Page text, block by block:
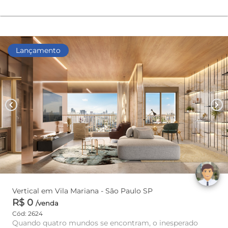
Lançamento
chevron_left chevron_right
Vertical em Vila Mariana - São Paulo SP
R$ 0 /venda
Cód: 2624
Quando quatro mundos se encontram, o inesperado